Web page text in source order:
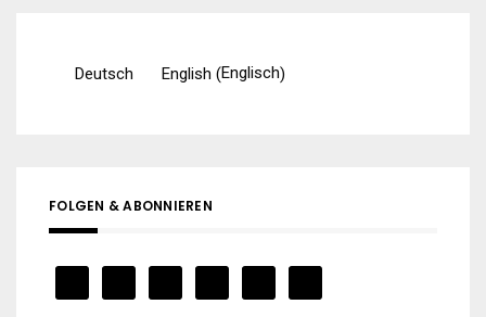
Deutsch English (Englisch)
FOLGEN & ABONNIEREN